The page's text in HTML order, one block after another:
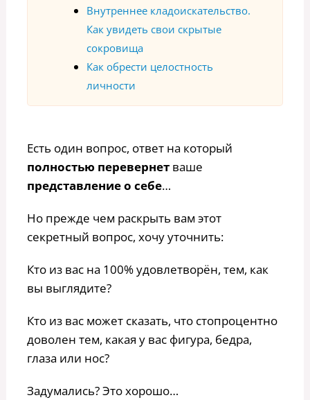
Внутреннее кладоискательство.
Как увидеть свои скрытые
сокровища
Как обрести целостность
личности
Есть один вопрос, ответ на который
полностью перевернетваше
представление о себе…
Но прежде чем раскрыть вам этот
секретный вопрос, хочу уточнить:
Кто из вас на 100% удовлетворён, тем, как
вы выглядите?
Кто из вас может сказать, что стопроцентно
доволен тем, какая у вас фигура, бедра,
глаза или нос?
Задумались? Это хорошо…